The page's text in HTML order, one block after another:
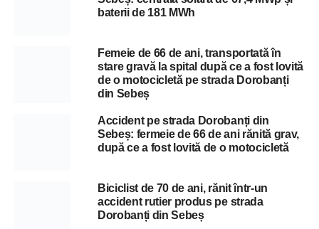
baterii de 181 MWh
Femeie de 66 de ani, transportată în
stare gravă la spital după ce a fost lovită
de o motocicletă pe strada Dorobanți
din Sebeș
Accident pe strada Dorobanți din
Sebeș: fermeie de 66 de ani rănită grav,
după ce a fost lovită de o motocicletă
Biciclist de 70 de ani, rănit într-un
accident rutier produs pe strada
Dorobanți din Sebeș